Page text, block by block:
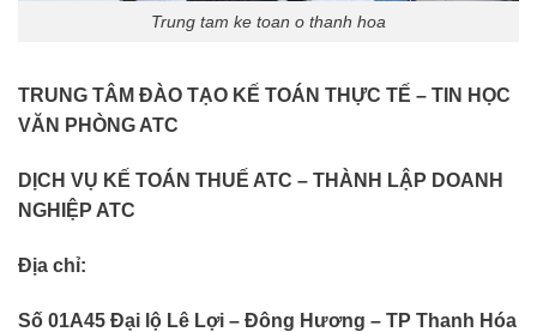
Trung tam ke toan o thanh hoa
TRUNG TÂM ĐÀO TẠO KẾ TOÁN THỰC TẾ – TIN HỌC
VĂN PHÒNG ATC
DỊCH VỤ KẾ TOÁN THUẾ ATC – THÀNH LẬP DOANH
NGHIỆP ATC
Địa chỉ:
Số 01A45 Đại lộ Lê Lợi – Đông Hương – TP Thanh Hóa